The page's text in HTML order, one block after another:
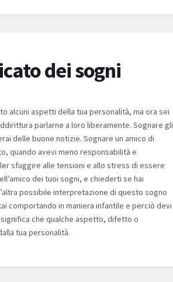
dei sogni
alcuni aspetti della tua personalità, ma ora sei
parlarne a loro liberamente. Sognare gli
delle buone notizie. Sognare un amico di
quando avevi meno responsabilità e
sfuggire alle tensioni e allo stress di essere
dei tuoi sogni, e chiederti se hai
possibile interpretazione di questo sogno
comportando in maniera infantile e perciò devi
che qualche aspetto, difetto o
tua personalità.